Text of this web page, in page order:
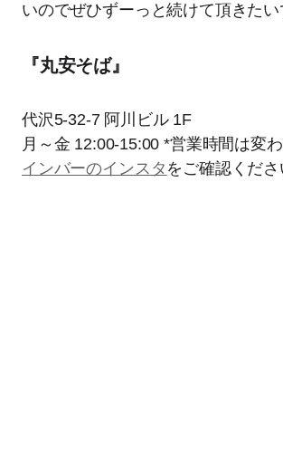
いのでぜひずーっと続けて頂きたい
『丸安そば』
代沢5-32-7 阿川ビル 1F
月～金 12:00-15:00 *営業時間は変わ
インバーのインスタ をご確認くださ